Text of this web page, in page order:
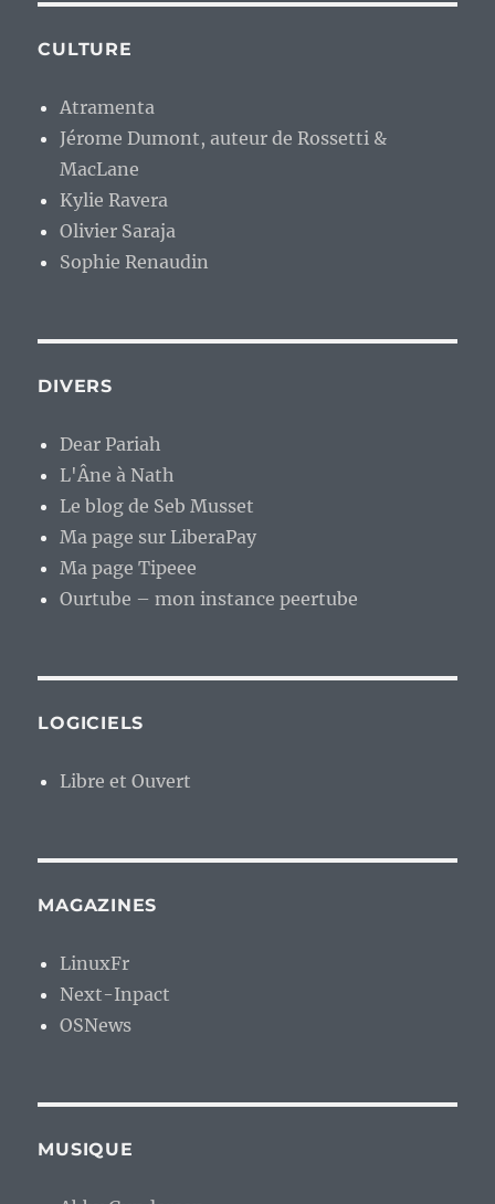
CULTURE
Atramenta
Jérome Dumont, auteur de Rossetti &
MacLane
Kylie Ravera
Olivier Saraja
Sophie Renaudin
DIVERS
Dear Pariah
L'Âne à Nath
Le blog de Seb Musset
Ma page sur LiberaPay
Ma page Tipeee
Ourtube – mon instance peertube
LOGICIELS
Libre et Ouvert
MAGAZINES
LinuxFr
Next-Inpact
OSNews
MUSIQUE